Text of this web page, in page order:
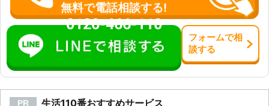
無料で電話相談する!
0120-466-110
フォームで相
談する
PR 生活110番おすすめサービス